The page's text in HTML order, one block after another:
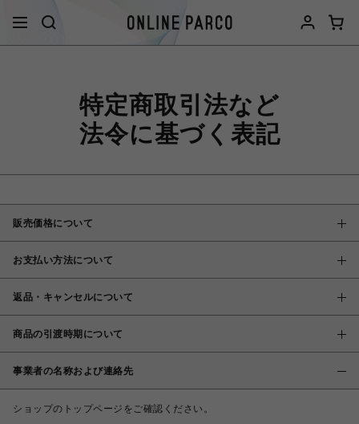
特定商取引法など
法令に基づく表記
販売価格について
お支払い方法について
返品・キャンセルについて
商品の引渡時期について
事業者の名称および連絡先
ショップのトップページをご確認ください。